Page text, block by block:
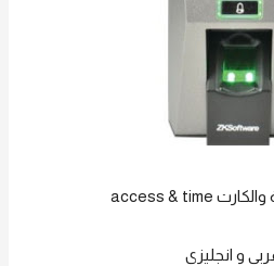
جهاز حضور وانصراف بالبصمة والكارت access & time
و انجليزى